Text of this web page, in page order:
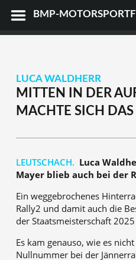
BMP-
LUCA WALDHERR
MITTEN IN DER
MACHTE SICH
LEUTSCHACH. Luca
Mayer blieb auch bei der
Ein weggebrochenes
Rally2 und damit auch die
der Staatsmeisterschaft
Es kam genauso, wie es
Nullnummer bei der